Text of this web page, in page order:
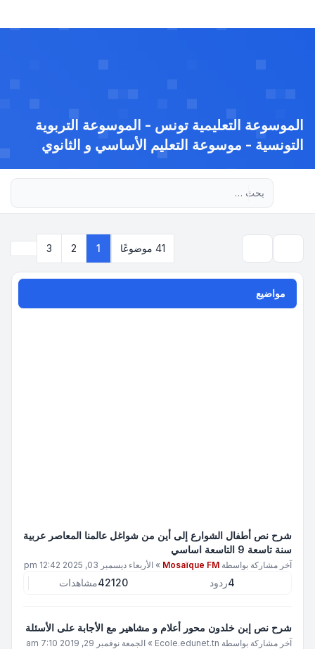
الموسوعة التعليمية تونس - الموسوعة التربوية
التونسية - موسوعة التعليم الأساسي و الثانوي
41 موضوعًا 1
2
3
مواضيع
شرح نص أطفال الشوارع إلى أين من شواغل عالمنا المعاصر عربية
سنة تاسعة 9 التاسعة اساسي
آخر مشاركة بواسطة Mosaïque FM
» الأربعاء ديسمبر 03, 2025 12:42 pm
4ردود 42120مشاهدات
شرح نص إبن خلدون محور أعلام و مشاهير مع الأجابة على الأسئلة
آخر مشاركة بواسطة Ecole.edunet.tn
» الجمعة نوفمبر 29, 2019 7:10 am